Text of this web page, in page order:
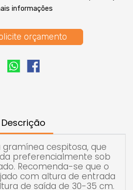
se que o pasto seja
de entrada de 70-75 cm
do desenvolvimento de
na Amazônia,
de produção animal.
moderada ao
Suas principais
a elevada produção, o alto
às cigarrinha-das-
grau de resistência à
causada pelo fungo
maydis.
informações
orçamento
Descrição
gramínea cespitosa, que
preferencialmente sob
Recomenda-se que o
com altura de entrada
de saída de 30-35 cm.